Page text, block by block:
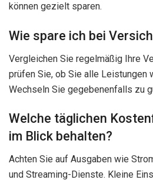
können gezielt sparen.
Wie spare ich bei
Vergleichen Sie regelmäßig Ihre
prüfen Sie, ob Sie alle Leistungen
Wechseln Sie gegebenenfalls zu
Welche täglichen
im Blick behalten?
Achten Sie auf Ausgaben wie
und Streaming-Dienste. Kleine